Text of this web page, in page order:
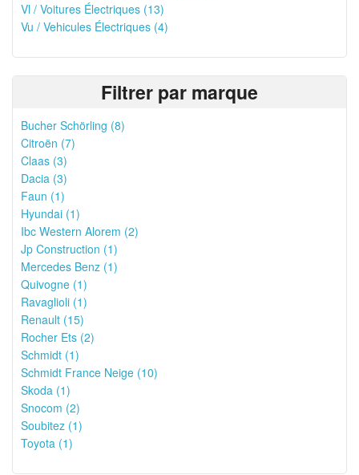
Vl / Voitures Électriques (13)
Vu / Vehicules Électriques (4)
Filtrer par marque
Bucher Schörling (8)
Citroën (7)
Claas (3)
Dacia (3)
Faun (1)
Hyundai (1)
Ibc Western Alorem (2)
Jp Construction (1)
Mercedes Benz (1)
Quivogne (1)
Ravaglioli (1)
Renault (15)
Rocher Ets (2)
Schmidt (1)
Schmidt France Neige (10)
Skoda (1)
Snocom (2)
Soubitez (1)
Toyota (1)